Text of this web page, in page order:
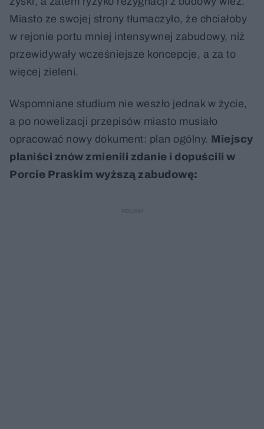
Miasto ze swojej strony tłumaczyło, że chciałoby
w rejonie portu mniej intensywnej zabudowy, niż
przewidywały wcześniejsze koncepcje, a za to
więcej zieleni.
Wspomniane studium nie weszło jednak w życie,
a po nowelizacji przepisów miasto musiało
opracować nowy dokument: plan ogólny. Miejscy
planiści znów zmienili zdanie i dopuścili w
Porcie Praskim wyższą zabudowę: